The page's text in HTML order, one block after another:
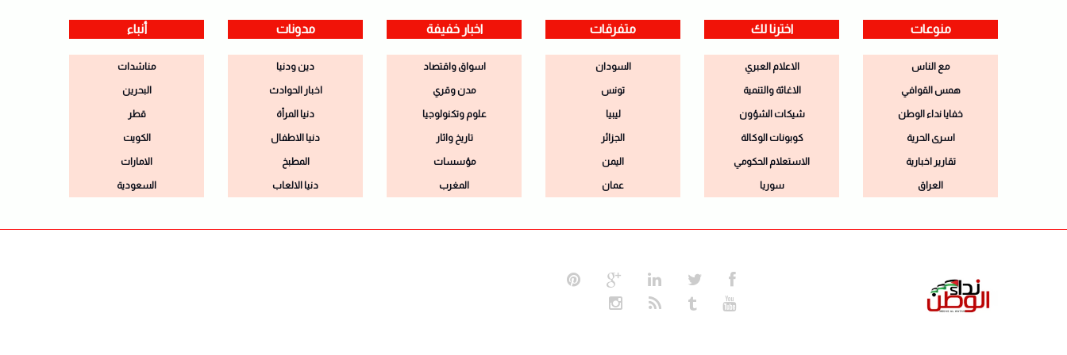
منوعات
مع الناس
همس القوافي
خفايا نداء الوطن
اسرى الحرية
تقارير اخبارية
العراق
اخترنا لك
الاعلام العبري
الاغاثة والتنمية
شيكات الشؤون
كوبونات الوكالة
الاستعلام الحكومي
سوريا
متفرقات
السودان
تونس
ليبيا
الجزائر
اليمن
عمان
اخبار خفيفة
اسواق واقتصاد
مدن وقري
علوم وتكنولوجيا
تاريخ واثار
مؤسسات
المغرب
مدونات
دين ودنيا
اخبار الحوادث
دنيا المرأة
دنيا الاطفال
المطبخ
دنيا الالعاب
أنباء
مناشدات
البحرين
قطر
الكويت
الامارات
السعودية